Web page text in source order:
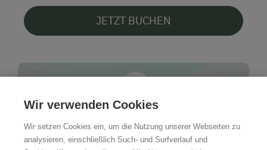
JETZT BUCHEN
Wir verwenden Cookies
Wir setzen Cookies ein, um die Nutzung unserer Webseiten zu
analysieren, einschließlich Such- und Surfverlauf und